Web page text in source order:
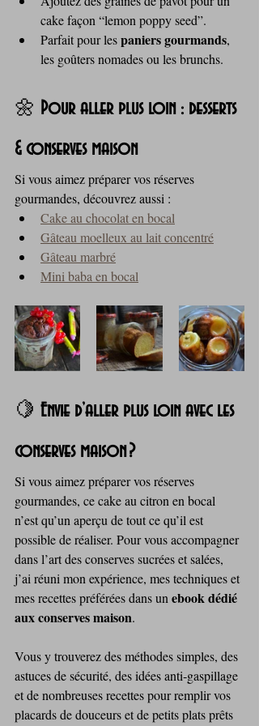
cake façon “lemon poppy seed”.
Parfait pour les paniers gourmands,
les goûters nomades ou les brunchs.
🌼 Pour aller plus loin : desserts
& conserves maison
Si vous aimez préparer vos réserves
gourmandes, découvrez aussi :
Cake au chocolat en bocal
Gâteau moelleux au lait concentré
Gâteau marbré
Mini baba en bocal
🍋 Envie d’aller plus loin avec les
conserves maison ?
Si vous aimez préparer vos réserves
gourmandes, ce cake au citron en bocal
n’est qu’un aperçu de tout ce qu’il est
possible de réaliser. Pour vous accompagner
dans l’art des conserves sucrées et salées,
j’ai réuni mon expérience, mes techniques et
mes recettes préférées dans un ebook dédié
aux conserves maison.
Vous y trouverez des méthodes simples, des
astuces de sécurité, des idées anti‑gaspillage
et de nombreuses recettes pour remplir vos
placards de douceurs et de petits plats prêts